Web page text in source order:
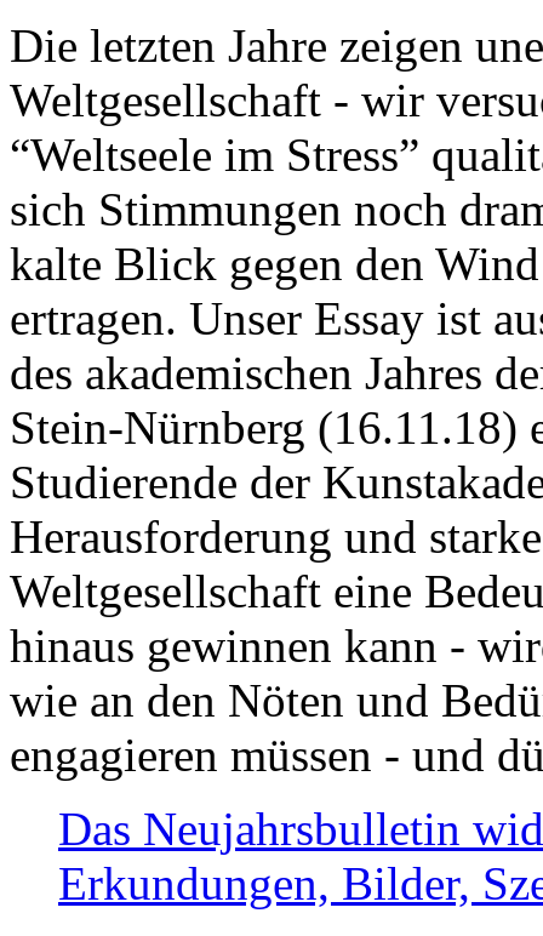
Die letzten Jahre zeigen
Weltgesellschaft - wir
“Weltseele im Stress”
sich Stimmungen noch
kalte Blick gegen den
ertragen. Unser Essay ist
des akademischen Jahres
Stein-Nürnberg (16.11.18)
Studierende der
Herausforderung und
Weltgesellschaft eine
hinaus gewinnen kann -
wie an den Nöten und
engagieren müssen - und
Das Neujahrsbulletin
Erkundungen, Bilder,